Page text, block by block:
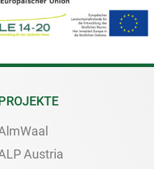
Austria